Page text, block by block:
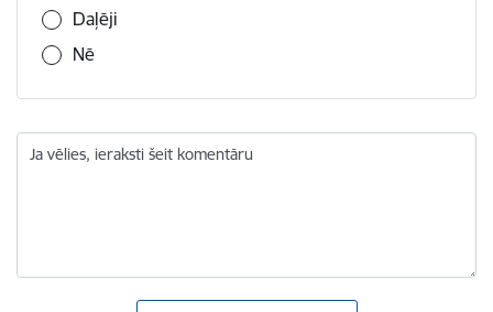
Daļēji
Nē
Ja vēlies, ieraksti šeit komentāru